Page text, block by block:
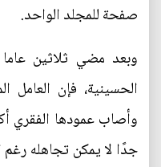
صفحة للمجلد الواحد.
وبعد مضي ثلاثين
الحسينية، فإن العامل
وأصاب عمودها الفقري
جدًا لا يمكن تجاهله رغم